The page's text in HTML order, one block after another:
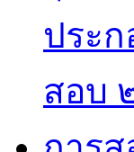
ประ
สอบ